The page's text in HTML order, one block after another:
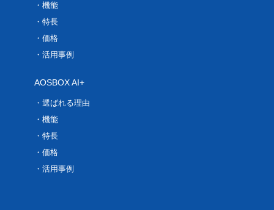
機能
特長
価格
活用事例
AOSBOX AI+
選ばれる理由
機能
特長
価格
活用事例